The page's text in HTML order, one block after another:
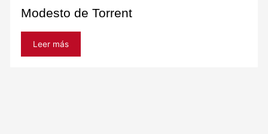
Modesto de Torrent
Leer más